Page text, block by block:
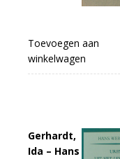
Toevoegen aan
winkelwagen
Gerhardt,
Ida – Hans